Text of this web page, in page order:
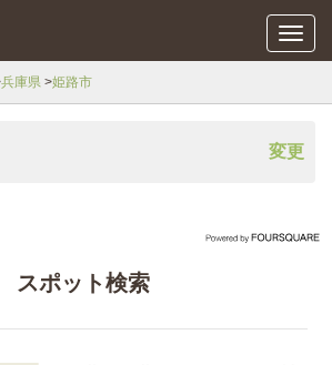
メ
ニ
兵庫県 姫路市
変更
スポット検索